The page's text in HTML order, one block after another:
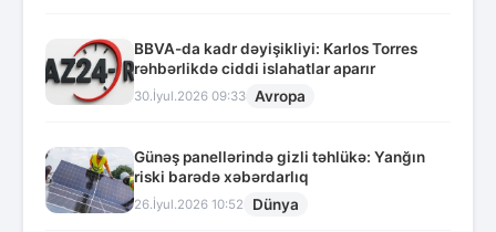
BBVA-da kadr dəyişikliyi: Karlos Torres
rəhbərlikdə ciddi islahatlar aparır
30.İyul.2026 09:33 Avropa
Günəş panellərində gizli təhlükə: Yanğın
riski barədə xəbərdarlıq
26.İyul.2026 10:52 Dünya